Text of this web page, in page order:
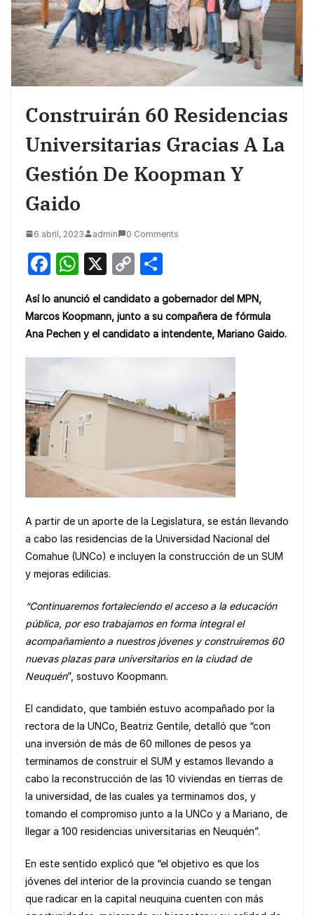
Construirán 60 Residencias
Universitarias Gracias A La
Gestión De Koopman Y
Gaido
6 abril, 2023 admin 0 Comments
F
c
e
b
o
k
W
at
s
A
p
X
C
p
y
Li
k
ar
e
Así lo anunció el candidato a gobernador del MPN,
Marcos Koopmann, junto a su compañera de fórmula
Ana Pechen y el candidato a intendente, Mariano Gaido.
A partir de un aporte de la Legislatura, se están llevando
a cabo las residencias de la Universidad Nacional del
Comahue (UNCo) e incluyen la construcción de un SUM
y mejoras edilicias.
“Continuaremos fortaleciendo el acceso a la educación
pública, por eso trabajamos en forma integral el
acompañamiento a nuestros jóvenes y construiremos 60
nuevas plazas para universitarios en la ciudad de
Neuquén”, sostuvo Koopmann.
El candidato, que también estuvo acompañado por la
rectora de la UNCo, Beatriz Gentile, detalló que “con
una inversión de más de 60 millones de pesos ya
terminamos de construir el SUM y estamos llevando a
cabo la reconstrucción de las 10 viviendas en tierras de
la universidad, de las cuales ya terminamos dos, y
tomando el compromiso junto a la UNCo y a Mariano, de
llegar a 100 residencias universitarias en Neuquén”.
En este sentido explicó que “el objetivo es que los
jóvenes del interior de la provincia cuando se tengan
que radicar en la capital neuquina cuenten con más